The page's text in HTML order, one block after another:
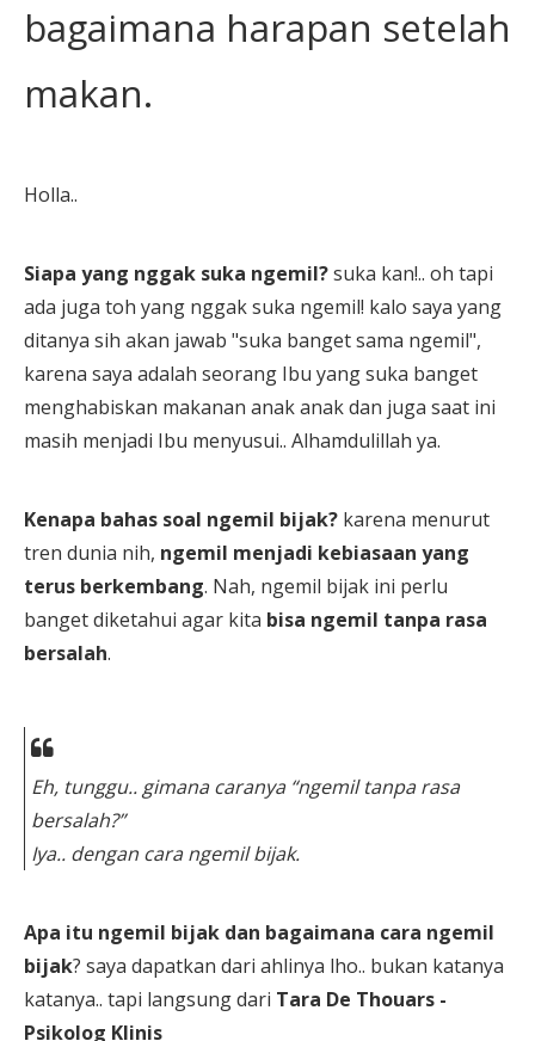
bagaimana harapan setelah
makan.
Holla..
Siapa yang nggak suka ngemil?suka kan!.. oh tapi
ada juga toh yang nggak suka ngemil! kalo saya yang
ditanya sih akan jawab "suka banget sama ngemil",
karena saya adalah seorang Ibu yang suka banget
menghabiskan makanan anak anak dan juga saat ini
masih menjadi Ibu menyusui.. Alhamdulillah ya.
Kenapa bahas soal ngemil bijak? karena menurut
tren dunia nih, ngemil menjadi kebiasaan yang
terus berkembang. Nah, ngemil bijak ini perlu
banget diketahui agar kita bisa ngemil tanpa rasa
bersalah.
Eh, tunggu.. gimana caranya “ngemil tanpa rasa
bersalah?”
Iya.. dengan cara ngemil bijak.
Apa itu ngemil bijak dan bagaimana cara ngemil
bijak? saya dapatkan dari ahlinya lho.. bukan katanya
katanya.. tapi langsung dari Tara De Thouars -
Psikolog Klinis